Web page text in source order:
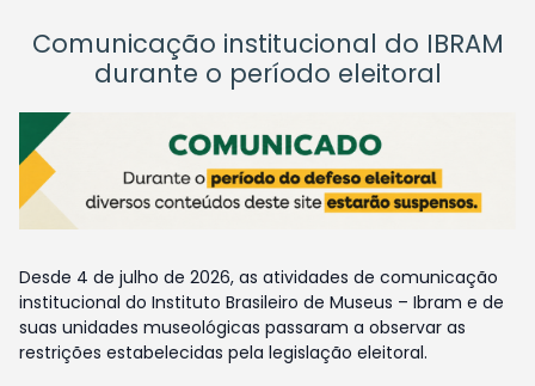
Comunicação institucional do IBRAM
durante o período eleitoral
Desde 4 de julho de 2026, as atividades de comunicação
institucional do Instituto Brasileiro de Museus – Ibram e de
suas unidades museológicas passaram a observar as
restrições estabelecidas pela legislação eleitoral.